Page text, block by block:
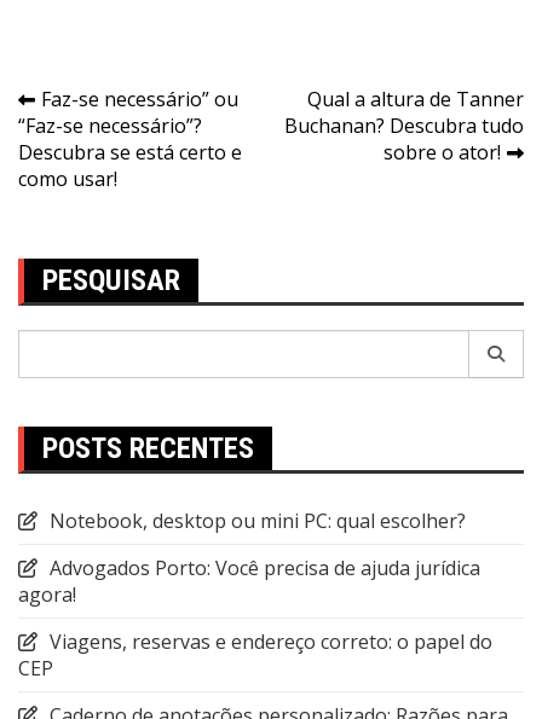
Navegação
de
Post
Faz-se necessário” ou
“Faz-se necessário”?
Descubra se está certo e
como usar!
Qual a altura de Tanner
Buchanan? Descubra tudo
sobre o ator!
PESQUISAR
POSTS RECENTES
Notebook, desktop ou mini PC: qual escolher?
Advogados Porto: Você precisa de ajuda jurídica
agora!
Viagens, reservas e endereço correto: o papel do
CEP